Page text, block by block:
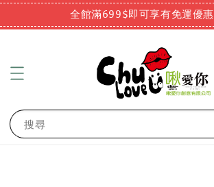
全館滿699$即可享有免運優惠
搜尋